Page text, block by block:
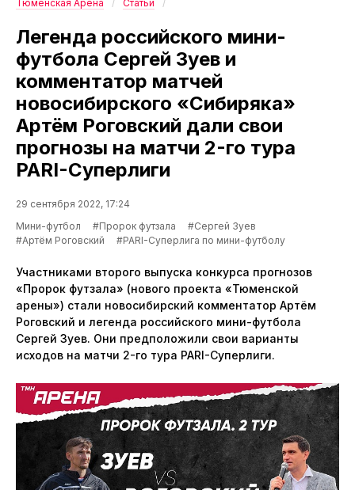
Тюменская Арена Статьи
Легенда российского мини-
футбола Сергей Зуев и
комментатор матчей
новосибирского «Сибиряка»
Артём Роговский дали свои
прогнозы на матчи 2-го тура
PARI-Суперлиги
29 сентября 2022, 17:24
Мини-футбол
#Пророк футзала
#Сергей Зуев
#Артём Роговский
#PARI-Суперлига по мини-футболу
Участниками второго выпуска конкурса прогнозов
«Пророк футзала» (нового проекта «Тюменской
арены») стали новосибирский комментатор Артём
Роговский и легенда российского мини-футбола
Сергей Зуев. Они предположили свои варианты
исходов на матчи 2-го тура PARI-Суперлиги.